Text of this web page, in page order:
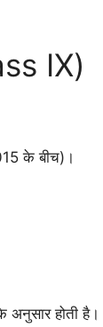
IX)
के बीच)।
होती है।